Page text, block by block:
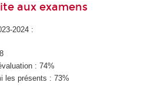
aux examens
2024 :
: 74%
les présents : 73%